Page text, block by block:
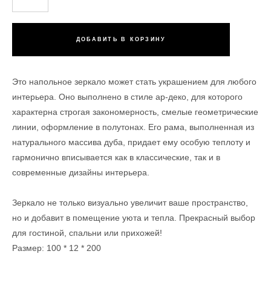
ДОБАВИТЬ В КОРЗИНУ
Это напольное зеркало может стать украшением для любого
интерьера. Оно выполнено в стиле ар-деко, для которого
характерна строгая закономерность, смелые геометрические
линии, оформление в полутонах. Его рама, выполненная из
натурального массива дуба, придает ему особую теплоту и
гармонично вписывается как в классические, так и в
современные дизайны интерьера.
Зеркало не только визуально увеличит ваше пространство,
но и добавит в помещение уюта и тепла. Прекрасный выбор
для гостиной, спальни или прихожей!
Размер: 100 * 12 * 200